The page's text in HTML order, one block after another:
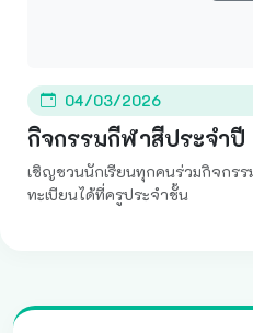
04/03/2026
กิจกรรมกีฬาสีประจำปี
เชิญชวนนักเรียนทุกคนร่วมกิจกร
ทะเบียนได้ที่ครูประจำชั้น